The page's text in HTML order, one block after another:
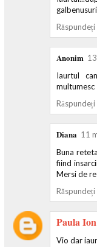
Răspundeți
Anonim
Iaurtul
multumesc
Răspundeți
Diana 11
Buna
fiind
Mersi de
Răspundeți
Paula Ion
Vio dar